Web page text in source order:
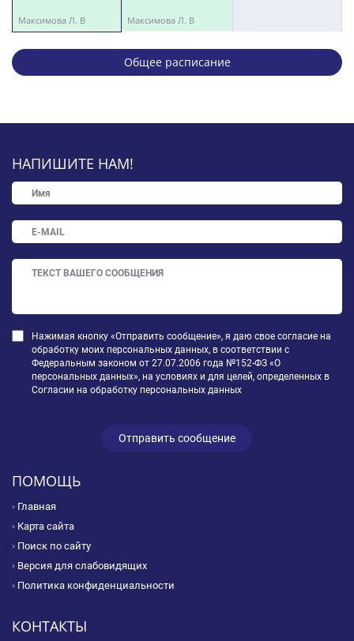
Максимова Л. В Максимова Л. В
Общее расписание
НАПИШИТЕ НАМ!
Нажимая кнопку «Отправить сообщение», я даю свое согласие на
обработку моих персональных данных, в соответствии с
Федеральным законом от 27.07.2006 года №152-ФЗ «О
персональных данных», на условиях и для целей, определенных в
Согласии на обработку персональных данных
ПОМОЩЬ
Главная
Карта сайта
Поиск по сайту
Версия для слабовидящих
Политика конфиденциальности
КОНТАКТЫ